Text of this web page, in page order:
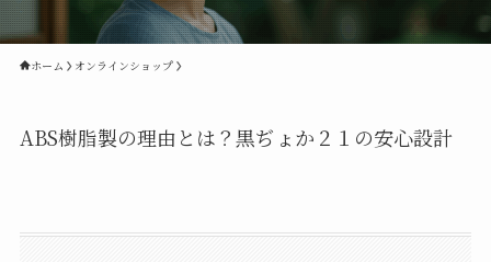
ホーム オンラインショップ
ABS樹脂製の理由とは？黒ぢょか２１の安心設計